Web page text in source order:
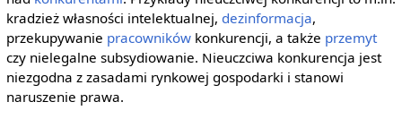
kradzież własności intelektualnej, dezinformacja,
przekupywanie pracownikówkonkurencji, a także przemyt
czy nielegalne subsydiowanie. Nieuczciwa konkurencja jest
niezgodna z zasadami rynkowej gospodarki i stanowi
naruszenie prawa.